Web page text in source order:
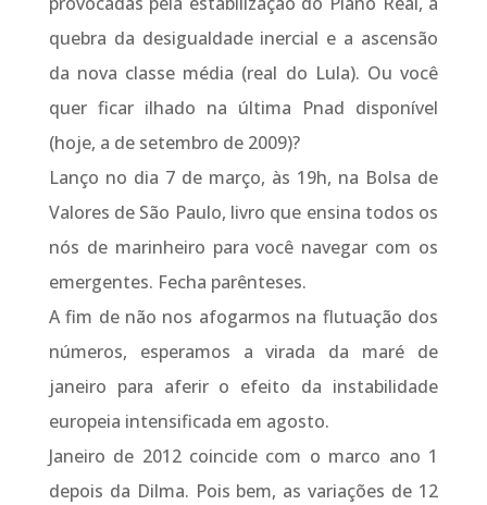
quebra da desigualdade inercial e a ascensão
da nova classe média (real do Lula). Ou você
quer ficar ilhado na última Pnad disponível
(hoje, a de setembro de 2009)?
Lanço no dia 7 de março, às 19h, na Bolsa de
Valores de São Paulo, livro que ensina todos os
nós de marinheiro para você navegar com os
emergentes. Fecha parênteses.
A fim de não nos afogarmos na flutuação dos
números, esperamos a virada da maré de
janeiro para aferir o efeito da instabilidade
europeia intensificada em agosto.
Janeiro de 2012 coincide com o marco ano 1
depois da Dilma. Pois bem, as variações de 12